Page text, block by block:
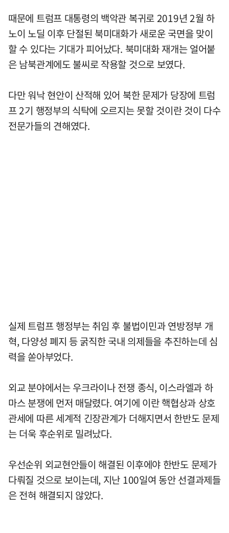
때문에 트럼프 대통령의 백악관 복귀로 2019년 2월 하
노이 노딜 이후 단절된 북미대화가 새로운 국면을 맞이
할 수 있다는 기대가 피어났다. 북미대화 재개는 얼어붙
은 남북관계에도 불씨로 작용할 것으로 보였다.
다만 워낙 현안이 산적해 있어 북한 문제가 당장에 트럼
프 2기 행정부의 식탁에 오르지는 못할 것이란 것이 다수
전문가들의 견해였다.
실제 트럼프 행정부는 취임 후 불법이민과 연방정부 개
혁, 다양성 폐지 등 굵직한 국내 의제들을 추진하는데 심
력을 쏟아부었다.
외교 분야에서는 우크라이나 전쟁 종식, 이스라엘과 하
마스 분쟁에 먼저 매달렸다. 여기에 이란 핵협상과 상호
관세에 따른 세계적 긴장관계가 더해지면서 한반도 문제
는 더욱 후순위로 밀려났다.
우선순위 외교현안들이 해결된 이후에야 한반도 문제가
다뤄질 것으로 보이는데, 지난 100일여 동안 선결과제들
은 전혀 해결되지 않았다.